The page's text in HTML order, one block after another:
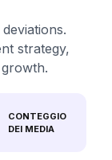
strategy,
CONTEGGIO
DEI MEDIA